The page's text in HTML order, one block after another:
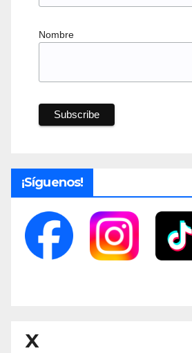
Nombre
¡Síguenos!
X